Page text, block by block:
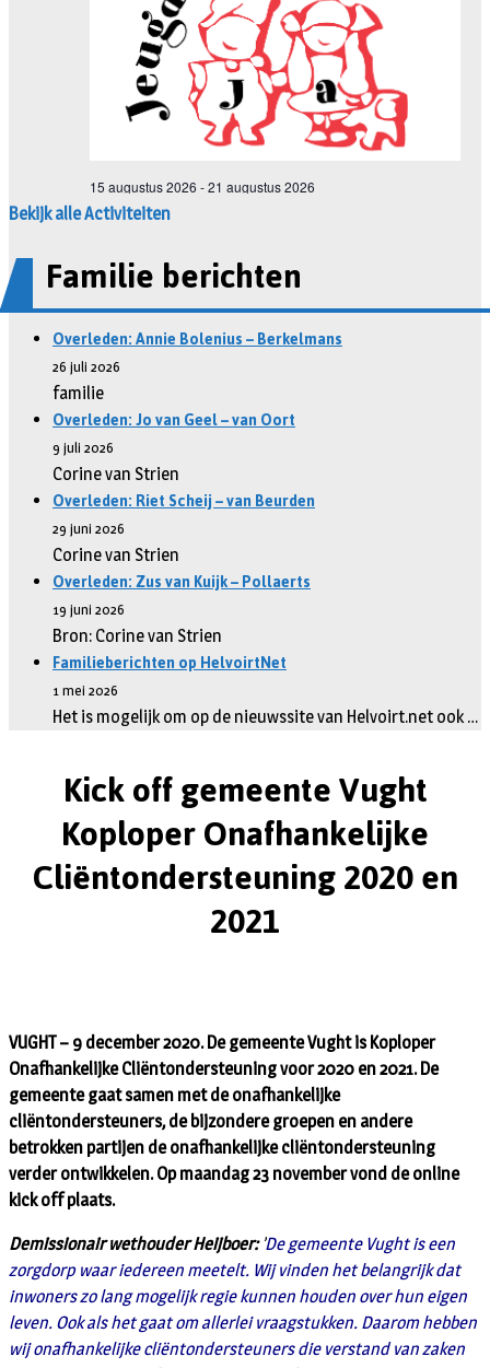
Bekijk alle Activiteiten
Familie berichten
Overleden: Annie Bolenius – Berkelmans
26 juli 2026
familie
Overleden: Jo van Geel – van Oort
9 juli 2026
Corine van Strien
Overleden: Riet Scheij – van Beurden
29 juni 2026
Corine van Strien
Overleden: Zus van Kuijk – Pollaerts
19 juni 2026
Bron: Corine van Strien
Familieberichten op HelvoirtNet
1 mei 2026
Het is mogelijk om op de nieuwssite van Helvoirt.net ook …
Kick off gemeente Vught
Koploper Onafhankelijke
Cliëntondersteuning 2020 en
2021
VUGHT – 9 december 2020. De gemeente Vught is Koploper
Onafhankelijke Cliëntondersteuning voor 2020 en 2021. De
gemeente gaat samen met de onafhankelijke
cliëntondersteuners, de bijzondere groepen en andere
betrokken partijen de onafhankelijke cliëntondersteuning
verder ontwikkelen. Op maandag 23 november vond de online
kick off plaats.
Demissionair wethouder Heijboer:’De gemeente Vught is een
zorgdorp waar iedereen meetelt. Wij vinden het belangrijk dat
inwoners zo lang mogelijk regie kunnen houden over hun eigen
leven. Ook als het gaat om allerlei vraagstukken. Daarom hebben
wij onafhankelijke cliëntondersteuners die verstand van zaken